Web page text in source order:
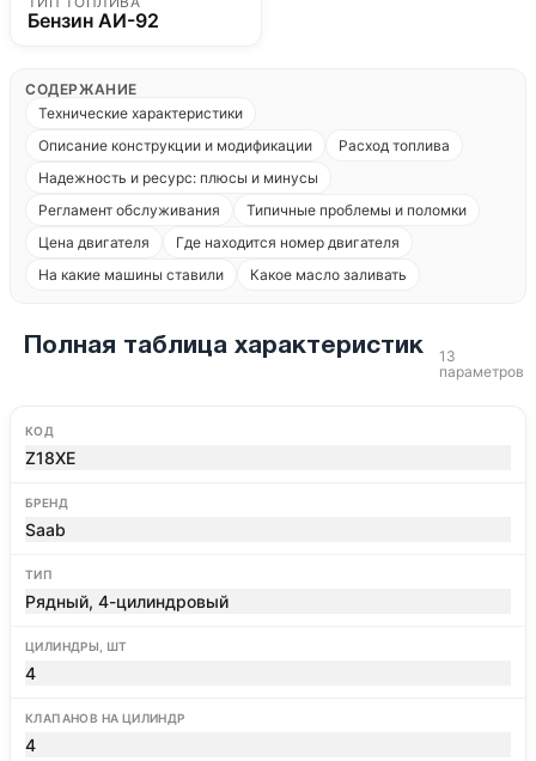
Бензин АИ-92
СОДЕРЖАНИЕ
Технические характеристики
Описание конструкции и модификации
Расход топлива
Надежность и ресурс: плюсы и минусы
Регламент обслуживания
Типичные проблемы и поломки
Цена двигателя
Где находится номер двигателя
На какие машины ставили
Какое масло заливать
Полная таблица характеристик
13
параметров
КОД
Z18XE
БРЕНД
Saab
ТИП
Рядный, 4-цилиндровый
ЦИЛИНДРЫ, ШТ
4
КЛАПАНОВ НА ЦИЛИНДР
4